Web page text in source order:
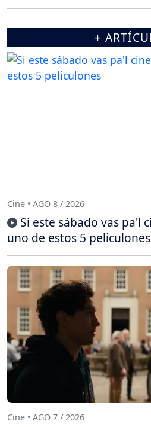
+
Cine • AGO 8 / 2026
Si este sábado vas pa'l
uno de estos 5 peliculones
Cine • AGO 7 / 2026